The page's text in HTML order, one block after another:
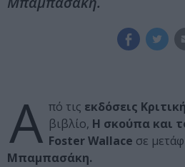
Α πό τις εκδόσεις Κριτική
βιβλίο, Η σκούπα και
Foster Wallace σε
Μπαμπασάκη.